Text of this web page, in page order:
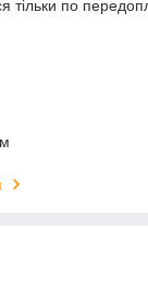
тільки по